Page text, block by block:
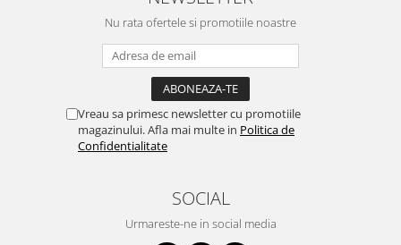
Nu rata ofertele si promotiile noastre
Vreau sa primesc newsletter cu promotiile
magazinului. Afla mai multe in Politica de
Confidentialitate
SOCIAL
Urmareste-ne in social media